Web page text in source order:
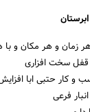
هر زمان و هر مکان و
قفل سخت افزاری
کار حتبی ابا
فرعی